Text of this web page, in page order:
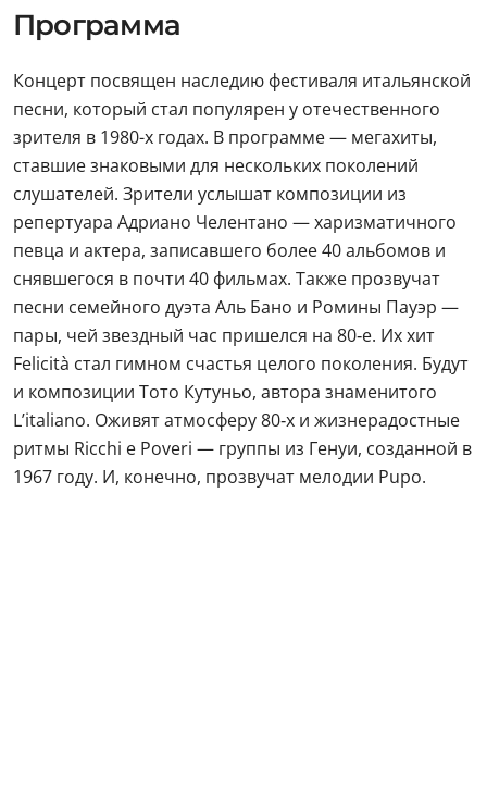
Программа
Концерт посвящен наследию фестиваля итальянской
песни, который стал популярен у отечественного
зрителя в 1980-х годах. В программе — мегахиты,
ставшие знаковыми для нескольких поколений
слушателей. Зрители услышат композиции из
репертуара Адриано Челентано — харизматичного
певца и актера, записавшего более 40 альбомов и
снявшегося в почти 40 фильмах. Также прозвучат
песни семейного дуэта Аль Бано и Ромины Пауэр —
пары, чей звездный час пришелся на 80‑е. Их хит
Felicità стал гимном счастья целого поколения. Будут
и композиции Тото Кутуньо, автора знаменитого
L’italiano. Оживят атмосферу 80‑х и жизнерадостные
ритмы Ricchi e Poveri — группы из Генуи, созданной в
1967 году. И, конечно, прозвучат мелодии Pupo.